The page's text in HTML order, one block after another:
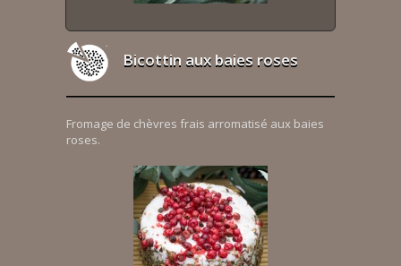
Bicottin aux baies roses
Fromage de chèvres frais arromatisé aux baies
roses.